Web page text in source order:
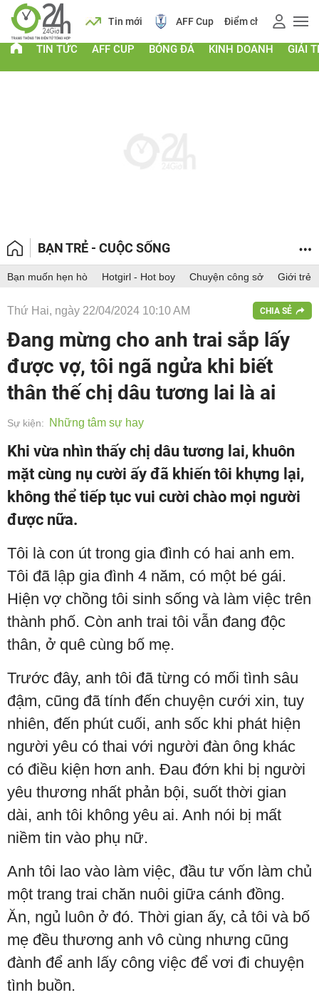
Lịch Tin mới AFF Cup Điểm chuẩn 2026
TIN TỨC AFF CUP BÓNG ĐÁ KINH DOANH GIẢI
BẠN TRẺ - CUỘC SỐNG
Bạn muốn hẹn hò Hotgirl - Hot boy Chuyện công sở Giới trẻ
Thứ Hai, ngày 22/04/2024 10:10 AM CHIA SẺ
Đang mừng cho anh trai sắp lấy
được vợ, tôi ngã ngửa khi biết
thân thế chị dâu tương lai là ai
Sự kiện: Những tâm sự hay
Khi vừa nhìn thấy chị dâu tương lai, khuôn
mặt cùng nụ cười ấy đã khiến tôi khựng lại,
không thể tiếp tục vui cười chào mọi người
được nữa.
Tôi là con út trong gia đình có hai anh em.
Tôi đã lập gia đình 4 năm, có một bé gái.
Hiện vợ chồng tôi sinh sống và làm việc trên
thành phố. Còn anh trai tôi vẫn đang độc
thân, ở quê cùng bố mẹ.
Trước đây, anh tôi đã từng có mối tình sâu
đậm, cũng đã tính đến chuyện cưới xin, tuy
nhiên, đến phút cuối, anh sốc khi phát hiện
người yêu có thai với người đàn ông khác
có điều kiện hơn anh. Đau đớn khi bị người
yêu thương nhất phản bội, suốt thời gian
dài, anh tôi không yêu ai. Anh nói bị mất
niềm tin vào phụ nữ.
Anh tôi lao vào làm việc, đầu tư vốn làm chủ
một trang trai chăn nuôi giữa cánh đồng.
Ăn, ngủ luôn ở đó. Thời gian ấy, cả tôi và bố
mẹ đều thương anh vô cùng nhưng cũng
đành để anh lấy công việc để vơi đi chuyện
tình buồn.